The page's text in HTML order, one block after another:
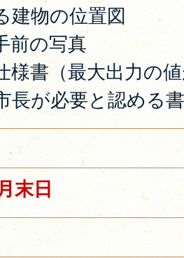
建物の位置図
前の写真
様書（最大出力の
長が必要と認める
末日